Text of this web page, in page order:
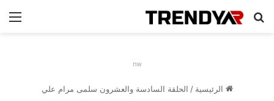
بحث عن
nw
الرئيسية / الحلقة السادسة والعشرون سلمى مرام علي